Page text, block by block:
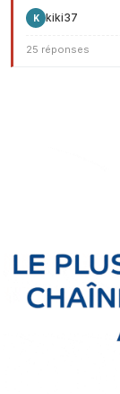
K kiki37
25 réponses